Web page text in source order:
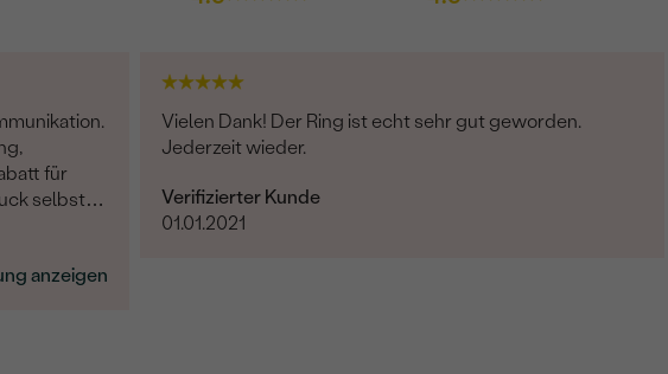
für
selbst -
anzeigen
Vielen Dank! Der Ring ist echt sehr gut geworden.
Jederzeit wieder.
Verifizierter Kunde
01.01.2021